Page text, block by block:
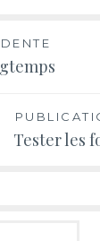
Tester les